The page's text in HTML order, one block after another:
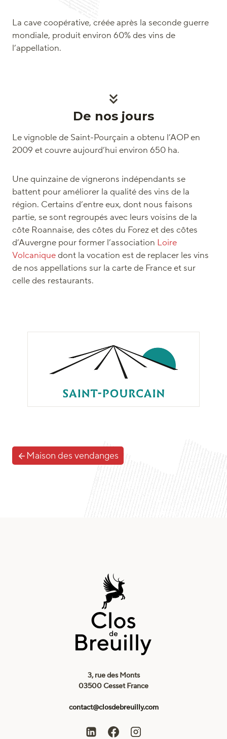
La cave coopérative, créée après la seconde guerre
mondiale, produit environ 60% des vins de
l’appellation.
De nos jours
Le vignoble de Saint-Pourçain a obtenu l’AOP en
2009 et couvre aujourd’hui environ 650 ha.
Une quinzaine de vignerons indépendants se
battent pour améliorer la qualité des vins de la
région. Certains d’entre eux, dont nous faisons
partie, se sont regroupés avec leurs voisins de la
côte Roannaise, des côtes du Forez et des côtes
d’Auvergne pour former l’association Loire
Volcaniquedont la vocation est de replacer les vins
de nos appellations sur la carte de France et sur
celle des restaurants.
Maison des vendanges
3, rue des Monts
03500 Cesset France
contact@closdebreuilly.com